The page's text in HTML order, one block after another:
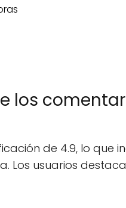
los
de 4.9, lo que
Los usuarios